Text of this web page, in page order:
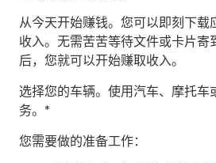
从今天开始赚钱。 您可以即刻下载
收入。无需苦苦等待文件或卡片
后，您就可以开始赚取收入。
选择您的车辆。使用汽车、摩托车
务。*
您需要做的准备工作：